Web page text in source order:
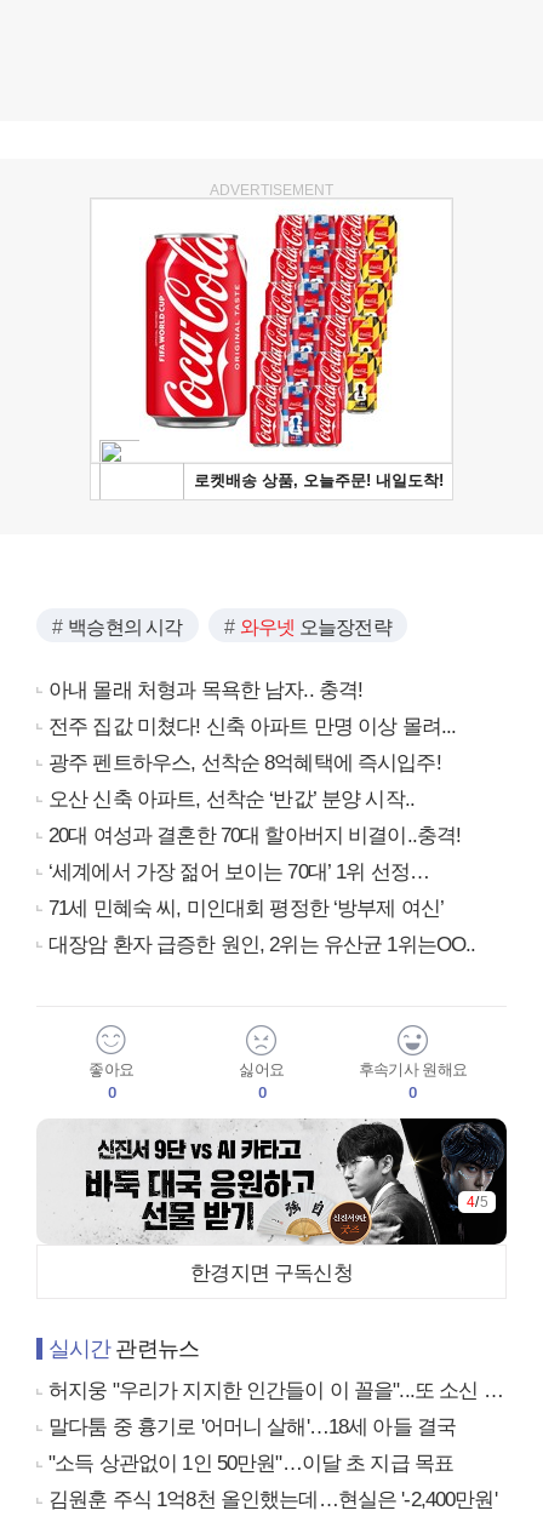
ADVERTISEMENT
백승현의 시각 와우넷 오늘장전략
아내 몰래 처형과 목욕한 남자.. 충격!
전주 집값 미쳤다! 신축 아파트 만명 이상 몰려...
광주 펜트하우스, 선착순 8억혜택에 즉시입주!
오산 신축 아파트, 선착순 ‘반값’ 분양 시작..
20대 여성과 결혼한 70대 할아버지 비결이..충격!
‘세계에서 가장 젊어 보이는 70대’ 1위 선정…
71세 민혜숙 씨, 미인대회 평정한 ‘방부제 여신’
대장암 환자 급증한 원인, 2위는 유산균 1위는OO..
좋아요
0
싫어요
0
후속기사 원해요
0
4/5
한경지면 구독신청
실시간관련뉴스
허지웅 "우리가 지지한 인간들이 이 꼴을"...또 소신 발언
말다툼 중 흉기로 '어머니 살해'…18세 아들 결국
"소득 상관없이 1인 50만원"…이달 초 지급 목표
김원훈 주식 1억8천 올인했는데…현실은 '-2,400만원'